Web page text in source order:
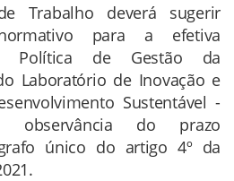
Trabalho deverá sugerir
para a efetiva
Política de Gestão da
Laboratório de Inovação e
Sustentável -
observância do prazo
único do artigo 4º da